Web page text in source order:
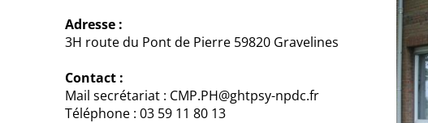
Adresse :
3H route du Pont de Pierre 59820 Gravelines
Contact :
Mail secrétariat : CMP.PH@ghtpsy-npdc.fr
Téléphone : 03 59 11 80 13